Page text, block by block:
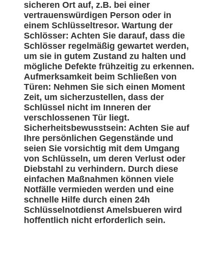
sicheren Ort auf, z.B. bei einer
vertrauenswürdigen Person oder in
einem Schlüsseltresor. Wartung der
Schlösser: Achten Sie darauf, dass die
Schlösser regelmäßig gewartet werden,
um sie in gutem Zustand zu halten und
mögliche Defekte frühzeitig zu erkennen.
Aufmerksamkeit beim Schließen von
Türen: Nehmen Sie sich einen Moment
Zeit, um sicherzustellen, dass der
Schlüssel nicht im Inneren der
verschlossenen Tür liegt.
Sicherheitsbewusstsein: Achten Sie auf
Ihre persönlichen Gegenstände und
seien Sie vorsichtig mit dem Umgang
von Schlüsseln, um deren Verlust oder
Diebstahl zu verhindern. Durch diese
einfachen Maßnahmen können viele
Notfälle vermieden werden und eine
schnelle Hilfe durch einen 24h
Schlüsselnotdienst Amelsbueren wird
hoffentlich nicht erforderlich sein.